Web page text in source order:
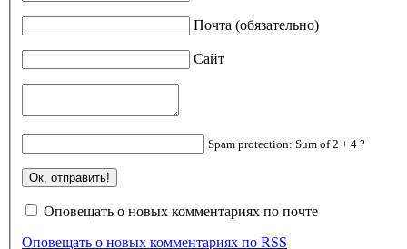
Почта (обязательно)
Сайт
Spam protection: Sum of 2 + 4 ?
Оповещать о новых комментариях по почте
Оповещать о новых комментариях по RSS